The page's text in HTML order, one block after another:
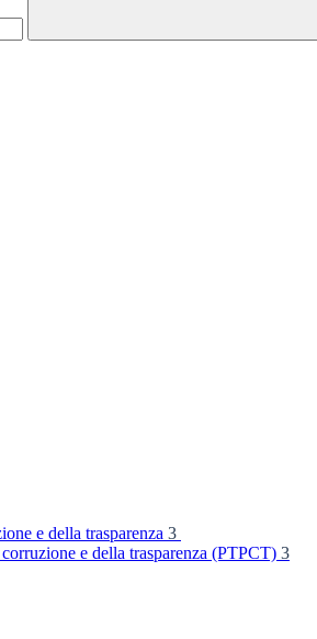
e della trasparenza 3
e della trasparenza (PTPCT) 3